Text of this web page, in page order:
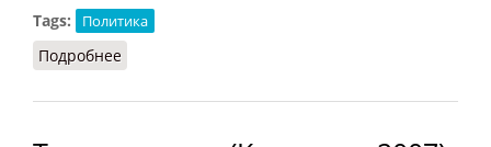
Tags:
Политика
Подробнее